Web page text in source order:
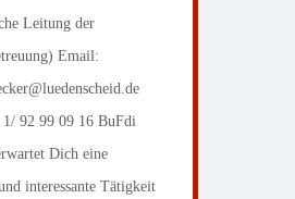
Leitung der
Email:
92 99 09 16 BuFdi
Dich eine
interessante Tätigkeit